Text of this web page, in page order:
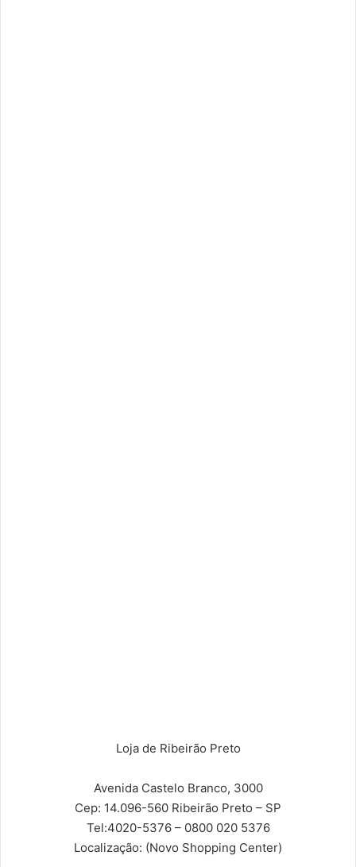
Loja de Ribeirão Preto
Avenida Castelo Branco, 3000
Cep: 14.096-560 Ribeirão Preto – SP
Tel:4020-5376 – 0800 020 5376
Localização: (Novo Shopping Center)